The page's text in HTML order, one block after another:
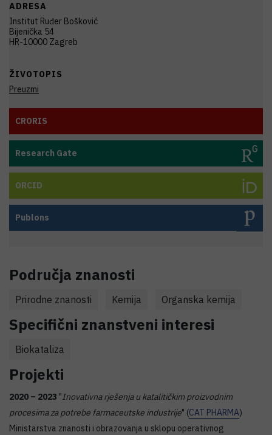
ADRESA
Institut Ruđer Bošković
Bijenička 54
HR-10000 Zagreb
ŽIVOTOPIS
Preuzmi
CRORIS
Research Gate
ORCID
Publons
Područja znanosti
Prirodne znanosti Kemija Organska kemija
Specifični znanstveni interesi
Biokataliza
Projekti
2020 – 2023 "Inovativna rješenja u katalitičkim proizvodnim
procesima za potrebe farmaceutske industrije" (CAT PHARMA)
Ministarstva znanosti i obrazovanja u sklopu operativnog